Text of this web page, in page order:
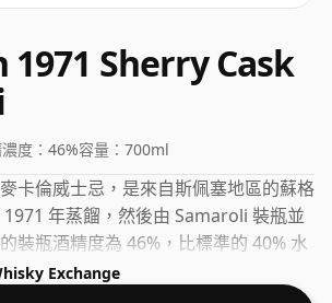
1971 Sherry Cask
度： 46%容量： 700ml
卡倫威士忌，是來自斯佩塞地區的蘇格
年蒸餾，然後由 Samaroli 裝瓶並
裝瓶酒精度為 46%，比標準的 40% 水
瓶容量為 70 厘升。
Exchange